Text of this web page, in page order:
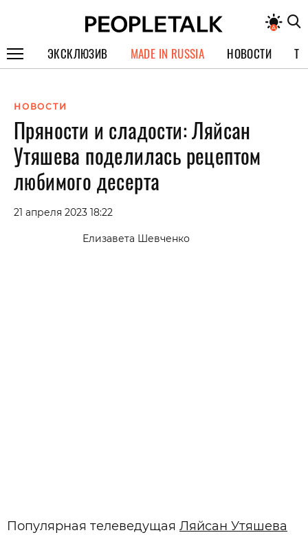
ЭКСКЛЮЗИВ
СПЕЦПРОЕКТЫ
ИНТЕРВЬЮ
ПОКОЛЕНИЕ
MADE IN RUSSIA НОВОСТИ
НОВОСТИ
Пряности и сладости: Ляйсан
Утяшева поделилась рецептом
любимого десерта
21 апреля 2023 18:22
Елизавета Шевченко
Популярная телеведущая Ляйсан Утяшева